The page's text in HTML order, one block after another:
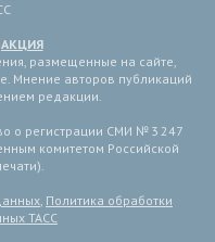
размещенные на сайте,
Мнение авторов публикаций
редакции.
о регистрации СМИ № 3 247
комитетом Российской
, Политика обработки
ТАСС